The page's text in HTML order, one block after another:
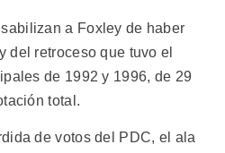
a Foxley de haber
del retroceso que tuvo el
de 1992 y 1996, de 29
total.
de votos del PDC, el ala